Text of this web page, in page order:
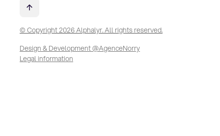
© Copyright 2026 Alphalyr. All rights reserved.
Design & Development @AgenceNorry
Legal information